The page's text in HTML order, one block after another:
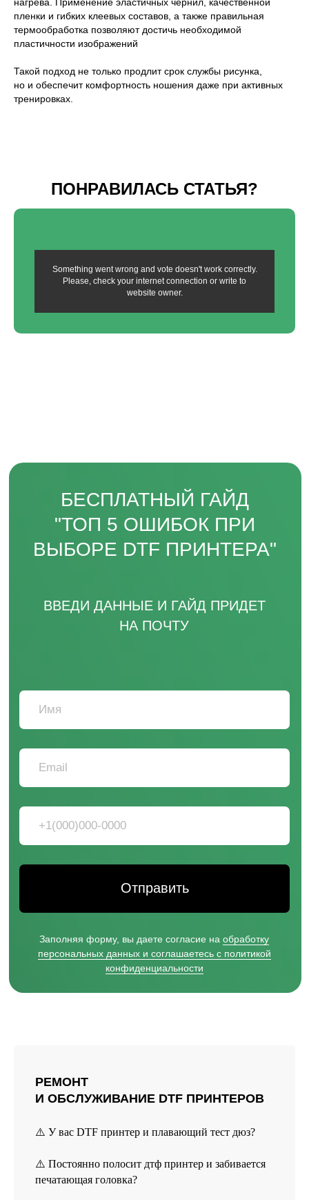
пленки и гибких клеевых составов, а также правильная
термообработка позволяют достичь необходимой
пластичности изображений
Такой подход не только продлит срок службы рисунка,
но и обеспечит комфортность ношения даже при активных
тренировках.
ПОНРАВИЛАСЬ СТАТЬЯ?
Something went wrong and vote doesn't work correctly.
Please, check your internet connection or write to
website owner.
РЕМОНТ
И ОБСЛУЖИВАНИЕ DTF ПРИНТЕРОВ
⚠️ У вас DTF принтер и плавающий тест дюз?
⚠️ Постоянно полосит дтф принтер и забивается
печатающая головка?
ВКОНТАКТЕ
+7 831 231-20-03
СОЦ. СЕТИ HEADCRAFT
Заполняя форму, вы даете согласие на
соглашаетесь c политикой
САНКТ-ПЕТЕРБУРГ, УЛ. РЕНТГЕНА, Д. 5Б
ИВАНОВО, УЛ. ГРОМОБОЯ, 1 (ФИЛИАЛ)
ВЛАДИВОСТОК, РУССКАЯ УЛ., 65К, СТР. 10
(ФИЛИАЛ)
/ ПО БУДНЯМ С 09:00 ДО 18:00
+7 831 231-20-03
HEADCRAFT DTF
ЭКСПЕРТЫ В DTF ТЕХНОЛОГИИ